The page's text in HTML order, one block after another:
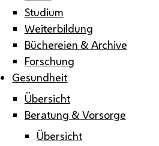
Studium
Weiterbildung
Büchereien & Archive
Forschung
Gesundheit
Übersicht
Beratung & Vorsorge
Übersicht